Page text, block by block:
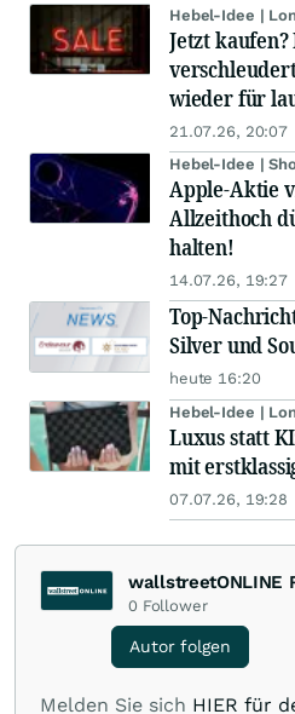
Hebel-Idee |
Jetzt
wieder für
21.07.26, 20:07
Hebel-Idee |
Apple-Aktie
Allzeithoch
halten!
14.07.26, 19:27
Top-
Silver und
heute 16:20
Hebel-Idee |
Luxus statt
mit
07.07.26, 19:28
wallstreetONLINE
0 Follower
Autor folgen
Melden Sie sich HIER für